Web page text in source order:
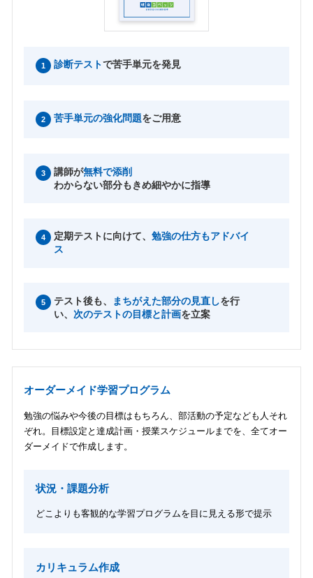
1 診断テストで苦手単元を発見
2 苦手単元の強化問題をご用意
3 講師が無料で添削
わからない部分もきめ細やかに指導
4 定期テストに向けて、 勉強の仕方もアドバイ
ス
5 テスト後も、 まちがえた部分の見直しを行
い、 次のテストの目標と計画を立案
オーダーメイド学習プログラム
勉強の悩みや今後の目標はもちろん、部活動の予定なども人それ
ぞれ。目標設定と達成計画・授業スケジュールまでを、全てオー
ダーメイドで作成します。
状況・課題分析
どこよりも客観的な学習プログラムを目に見える形で提示
カリキュラム作成